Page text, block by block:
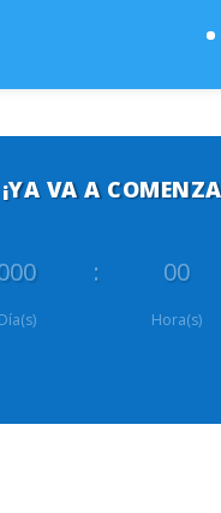
¡YA VA A
Día(s)
: 00
Hora(s)